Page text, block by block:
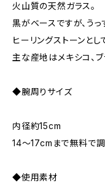
火山質の天然ガラス。
黒がベースですが、う
ヒーリングストーンと
主な産地はメキシコ、ブ
◆腕周りサイズ
内径約15cm
14～17cmまで無料で調
◆使用素材